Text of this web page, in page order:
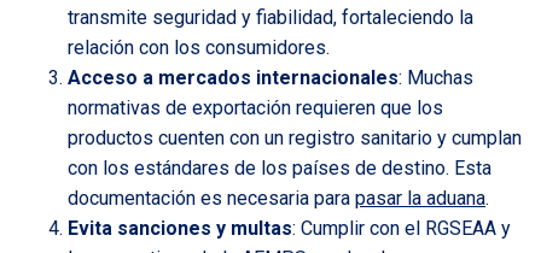
transmite seguridad y fiabilidad, fortaleciendo la
relación con los consumidores.
Acceso a mercados internacionales: Muchas
normativas de exportación requieren que los
productos cuenten con un registro sanitario y cumplan
con los estándares de los países de destino. Esta
documentación es necesaria para pasar la aduana.
Evita sanciones y multas: Cumplir con el RGSEAA y